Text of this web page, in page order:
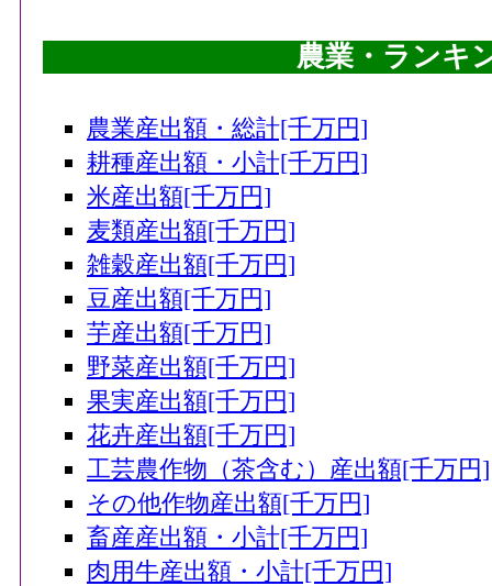
農業・ランキ
農業産出額・総計[千万円]
耕種産出額・小計[千万円]
米産出額[千万円]
麦類産出額[千万円]
雑穀産出額[千万円]
豆産出額[千万円]
芋産出額[千万円]
野菜産出額[千万円]
果実産出額[千万円]
花卉産出額[千万円]
工芸農作物（茶含む）産出額[千万円]
その他作物産出額[千万円]
畜産産出額・小計[千万円]
肉用牛産出額・小計[千万円]